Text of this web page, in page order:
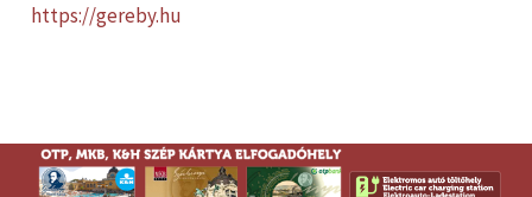
https://gereby.hu